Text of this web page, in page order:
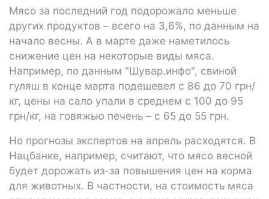
Мясо за последний год подорожало меньше
других продуктов – всего на 3,6%, по данным на
начало весны. А в марте даже наметилось
снижение цен на некоторые виды мяса.
Например, по данным "Шувар.инфо", свиной
гуляш в конце марта подешевел с 86 до 70 грн/
кг, цены на сало упали в среднем с 100 до 95
грн/кг, на говяжью печень – с 65 до 55 грн.
Но прогнозы экспертов на апрель расходятся. В
Нацбанке, например, считают, что мясо весной
будет дорожать из-за повышения цен на корма
для животных. В частности, на стоимость мяса